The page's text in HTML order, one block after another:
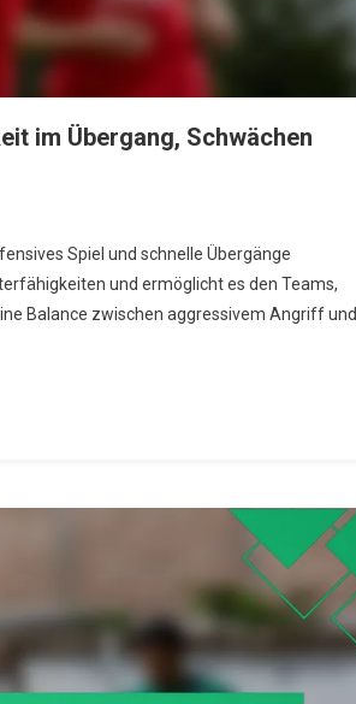
im Übergang, Schwächen
Spiel und schnelle Übergänge
und ermöglicht es den Teams,
Balance zwischen aggressivem Angriff und